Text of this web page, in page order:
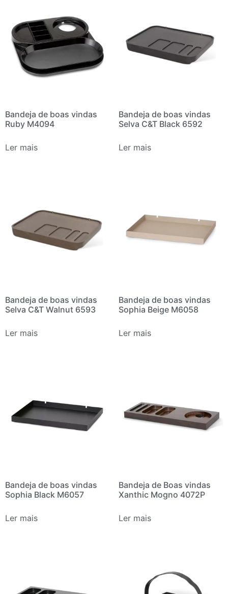
Bandeja de boas vindas
Ruby M4094
Ler mais
Bandeja de boas vindas
Selva C&T Black 6592
Ler mais
Bandeja de boas vindas
Selva C&T Walnut 6593
Ler mais
Bandeja de boas vindas
Sophia Beige M6058
Ler mais
Bandeja de boas vindas
Sophia Black M6057
Ler mais
Bandeja de Boas vindas
Xanthic Mogno 4072P
Ler mais